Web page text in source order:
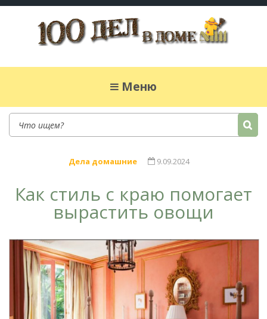
простые рецепты.Меню
Дела домашние 9.09.2024
Как стиль с краю помогает
вырастить овощи